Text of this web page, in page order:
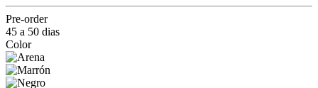
Pre-order
45 a 50 dias
Color